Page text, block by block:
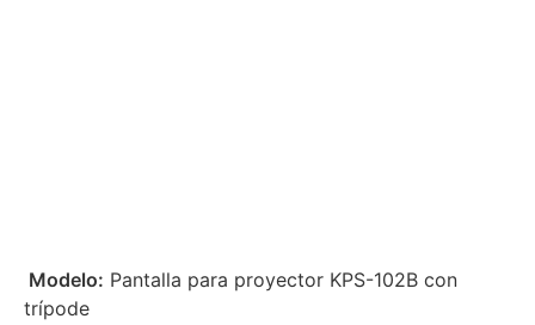
 Modelo: Pantalla para proyector KPS-102B con
trípode